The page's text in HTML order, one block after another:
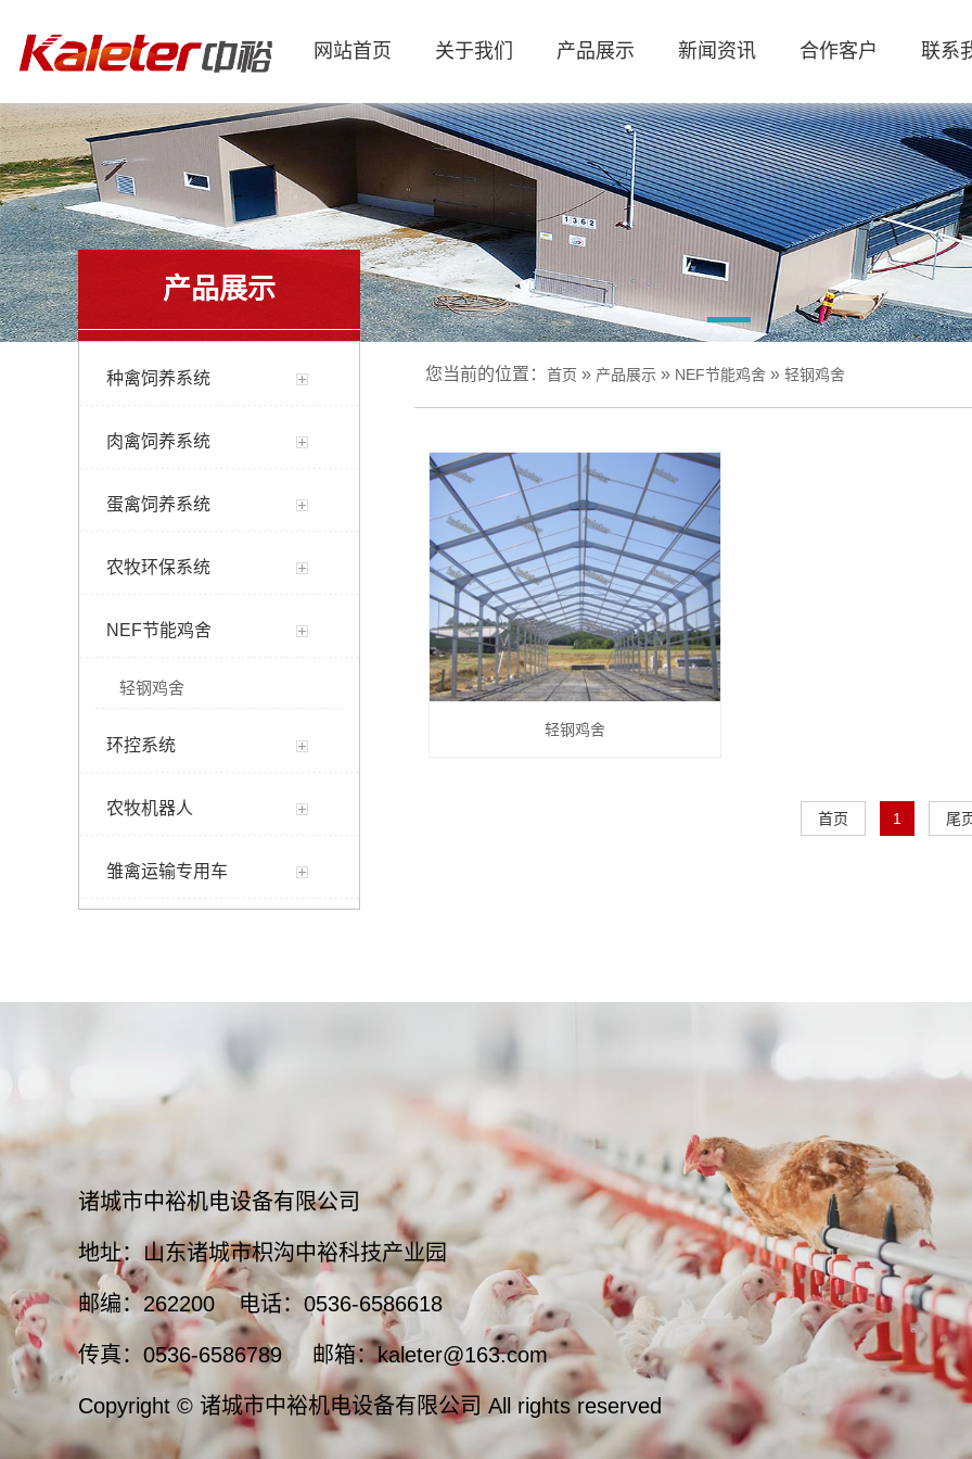
网站首页 关于我们 产品展示 新闻资讯 合作客户 联系
产品展示
种禽饲养系统
肉禽饲养系统
蛋禽饲养系统
农牧环保系统
NEF节能鸡舍
轻钢鸡舍
环控系统
农牧机器人
雏禽运输专用车
您当前的位置： 首页 » 产品展示 » NEF节能鸡舍 » 轻钢鸡舍
轻钢鸡舍
首页 1 尾
诸城市中裕机电设备有限公司
地址：山东诸城市枳沟中裕科技产业园
邮编：262200 电话：0536-6586618
传真：0536-6586789 邮箱：kaleter@163.com
Copyright © 诸城市中裕机电设备有限公司 All rights reserved